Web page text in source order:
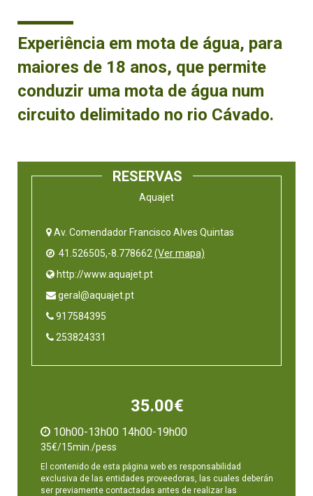
Experiência em mota de água, para
maiores de 18 anos, que permite
conduzir uma mota de água num
circuito delimitado no rio Cávado.
RESERVAS
Aquajet
Av. Comendador Francisco Alves Quintas
41.526505,-8.778662 (Ver mapa)
http://www.aquajet.pt
geral@aquajet.pt
917584395
253824331
35.00€
10h00-13h00 14h00-19h00
35€/15min./pess
El contenido de esta página web es responsabilidad
exclusiva de las entidades proveedoras, las cuales deberán
ser previamente contactadas antes de realizar las